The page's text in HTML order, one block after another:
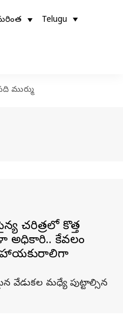
Telugu
ముర్ము
చరిత్రలో కొత్త
అధికారి.. కేవలం
వేడుకల మధ్యే పుట్టాల్సిన